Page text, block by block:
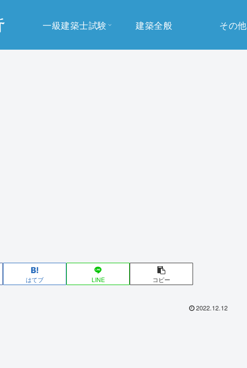
一級建築士試験 建築全般 その他
はてブ LINE コピー
2022.12.12